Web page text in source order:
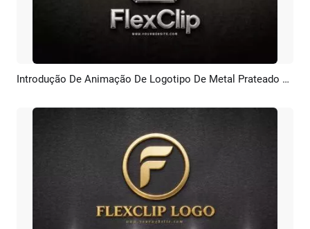
Pré-visualizar Criar IA Introdução De Animação De Logotipo De Metal Prateado 3D Com IA